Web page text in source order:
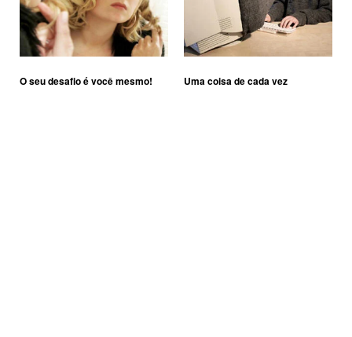
O seu desafio é você mesmo! Uma coisa de cada vez